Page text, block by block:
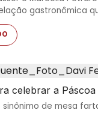
gastronômica
celebrar a Páscoa
sinônimo de mesa